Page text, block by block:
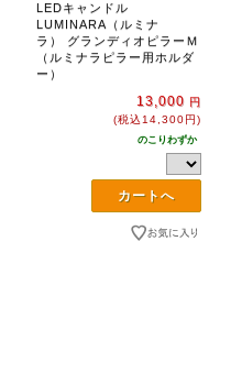
LEDキャンドル
LUMINARA（ルミナ
ラ） グランディオピラーＭ
（ルミナラピラー用ホルダ
ー）
13,000 円
(税込14,300円)
のこりわずか